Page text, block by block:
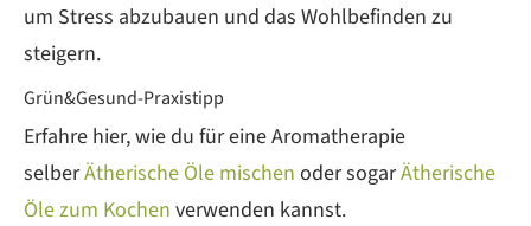
um Stress abzubauen und das Wohlbefinden zu
steigern.
Grün&Gesund-Praxistipp
Erfahre hier, wie du für eine Aromatherapie
selberÄtherische Öle mischen oder sogarÄtherische
Öle zum Kochen verwenden kannst.